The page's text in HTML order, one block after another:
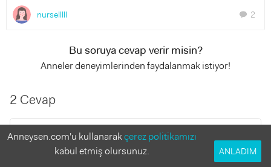
nurselllll chat 2
Bu soruya cevap verir misin?
Anneler deneyimlerinden faydalanmak istiyor!
2 Cevap
Ergoterapist Münteha
4 yıl önce
Anneysen.com'u kullanarakçerez politikamızı
kabul etmiş olursunuz.
ANLADIM